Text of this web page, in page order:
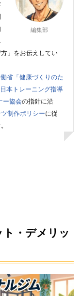
編集部
」をお伝えしてい
省「健康づくりのた
本トレーニング指導
ー協会の指針に沿
制作ポリシーに従
・デメリッ